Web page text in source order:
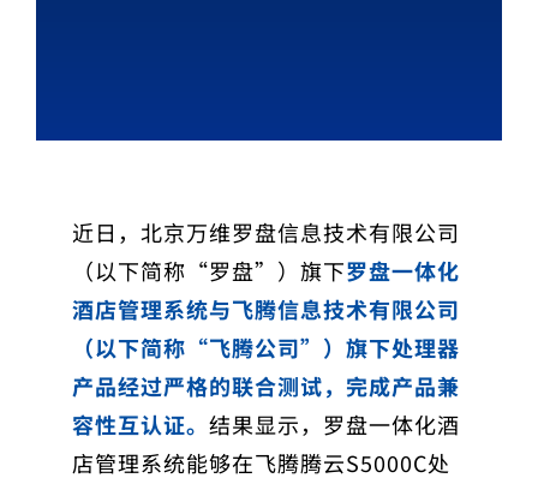
近日，北京万维罗盘信息技术有限公司
（以下简称“罗盘”）旗下罗盘一体化
酒店管理系统与飞腾信息技术有限公司
（以下简称“飞腾公司”）旗下处理器
产品经过严格的联合测试，完成产品兼
容性互认证。 结果显示，罗盘一体化酒
店管理系统能够在飞腾腾云S5000C处